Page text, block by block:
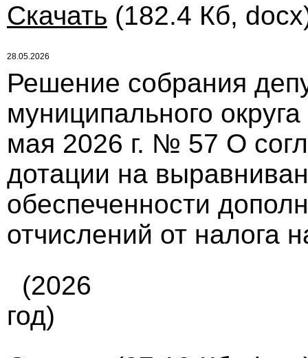
Скачать (182.4 Кб,
28.05.2026
Решение собрания
муниципального
мая 2026 г. № 57 О
дотации на
обеспеченности
отчислений от налога
(2026
год)